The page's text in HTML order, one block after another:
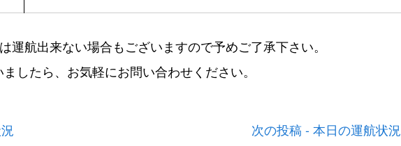
運航出来ない場合もございますので予めご了承下さい。
したら、お気軽にお問い合わせください。
次の投稿 - 本日の運航状況